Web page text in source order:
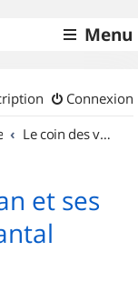
Menu
Connexion
Le coin des vidéastes
et ses